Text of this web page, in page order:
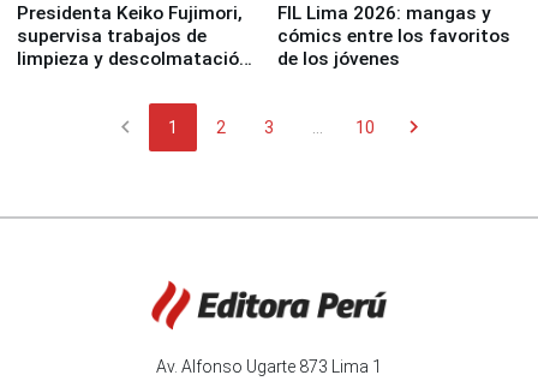
Presidenta Keiko Fujimori,
supervisa trabajos de
limpieza y descolmatación
FIL Lima 2026: mangas y
cómics entre los favoritos
de los jóvenes
chevron_left 1 2 3 10 chevron_right
Av. Alfonso Ugarte 873 Lima 1